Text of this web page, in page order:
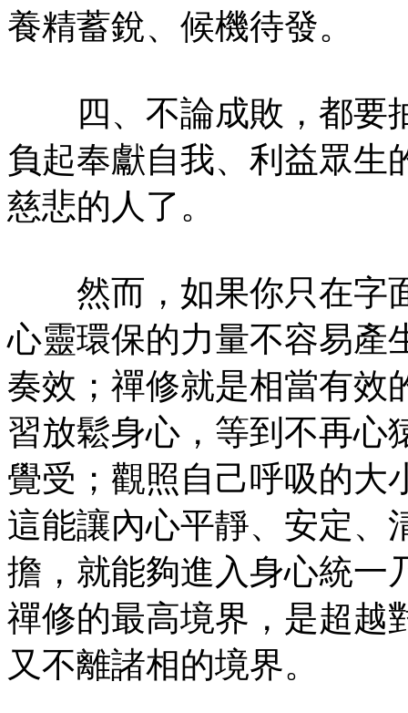
養精蓄銳、候機待發。
四、不論成敗，都要
負起奉獻自我、利益眾生
慈悲的人了。
然而，如果你只在字
心靈環保的力量不容易產
奏效；禪修就是相當有效
習放鬆身心，等到不再心
覺受；觀照自己呼吸的大
這能讓內心平靜、安定、
擔，就能夠進入身心統一
禪修的最高境界，是超越
又不離諸相的境界。